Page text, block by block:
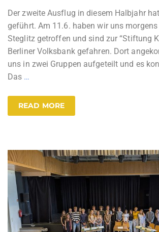
Der zweite Ausflug in diesem Halbjahr
geführt. Am 11.6. haben wir uns
Steglitz getroffen und sind zur “Stiftung
Berliner Volksbank gefahren. Dort
uns in zwei Gruppen aufgeteilt und es
Das …
READ MORE